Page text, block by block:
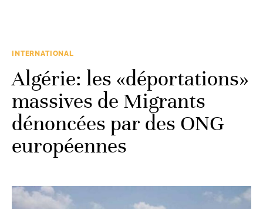
INTERNATIONAL
Algérie: les «déportations»
massives de Migrants
dénoncées par des ONG
européennes